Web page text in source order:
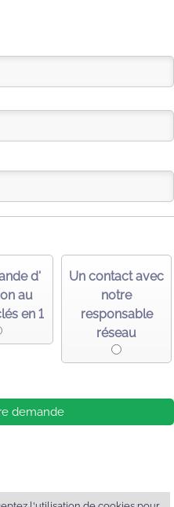
d'
au
en 1
Un contact avec
notre
responsable
réseau
demande